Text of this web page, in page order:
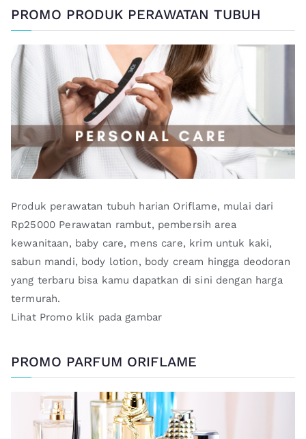
PROMO PRODUK PERAWATAN TUBUH
Produk perawatan tubuh harian Oriflame, mulai dari
Rp25000 Perawatan rambut, pembersih area
kewanitaan, baby care, mens care, krim untuk kaki,
sabun mandi, body lotion, body cream hingga deodoran
yang terbaru bisa kamu dapatkan di sini dengan harga
termurah.
Lihat Promo klik pada gambar
PROMO PARFUM ORIFLAME